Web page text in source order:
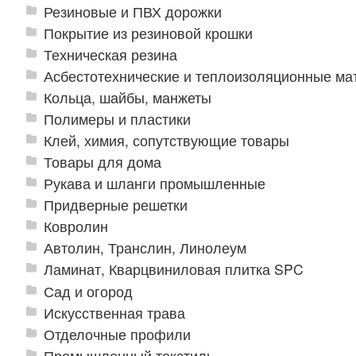
Резиновые и ПВХ дорожки
Покрытие из резиновой крошки
Техническая резина
Асбестотехнические и теплоизоляционные
Кольца, шайбы, манжеты
Полимеры и пластики
Клей, химия, сопутствующие товары
Товары для дома
Рукава и шланги промышленные
Придверные решетки
Ковролин
Автолин, Транслин, Линолеум
Ламинат, Кварцвиниловая плитка SPC
Сад и огород
Искусственная трава
Отделочные профили